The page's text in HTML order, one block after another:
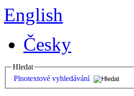
English
Česky
Hledat
Plnotextové vyhledávání